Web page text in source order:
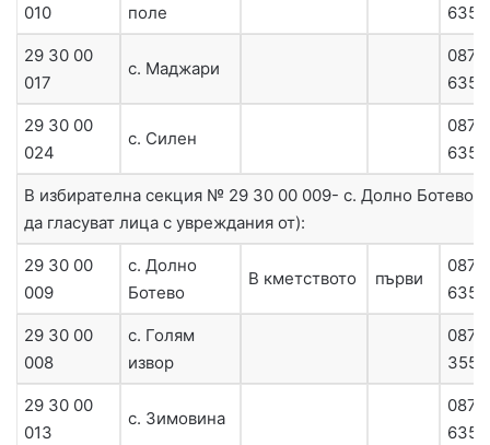
010
поле
29 30 00
017
с. Маджари
0879
29 30 00
024
с. Силен
0879
В избирателна секция № 29 30 00 009- с. Долно Ботево
да гласуват лица с увреждания от):
29 30 00
009
с. Долно
Ботево
В кметството първи
0879
29 30 00
008
с. Голям
извор
0879
29 30 00
013
с. Зимовина
0879